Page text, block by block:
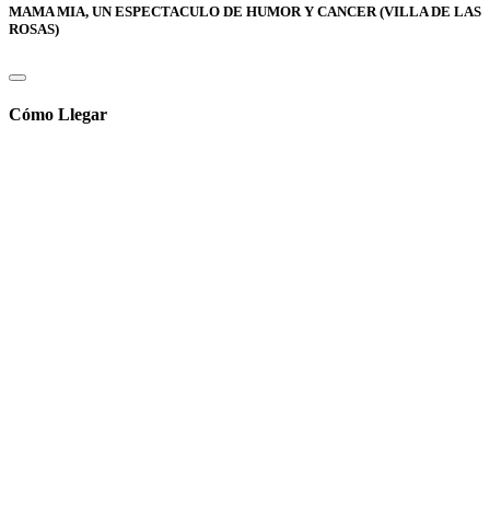
MAMA MIA, UN ESPECTACULO DE HUMOR Y CANCER (VILLA DE LAS
ROSAS)
Cómo Llegar